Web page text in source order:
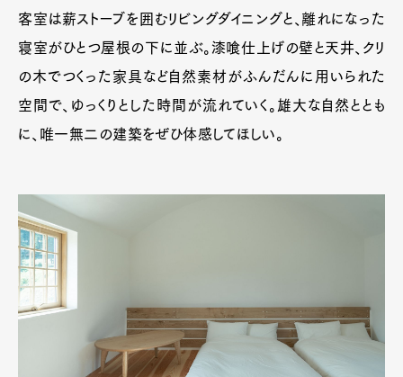
客室は薪ストーブを囲むリビングダイニングと、離れになった
寝室がひとつ屋根の下に並ぶ。漆喰仕上げの壁と天井、クリ
の木でつくった家具など自然素材がふんだんに用いられた
空間で、ゆっくりとした時間が流れていく。雄大な自然ととも
に、唯一無二の建築をぜひ体感してほしい。